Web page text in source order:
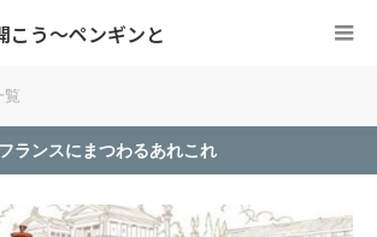
こう～ペンギンと
覧
フランスにまつわるあれこれ